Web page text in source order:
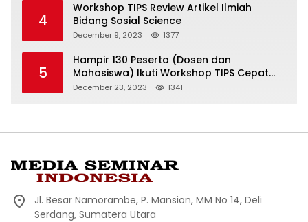
Demokratik Timor Leste
4
Workshop TIPS Review Artikel Ilmiah
Bidang Sosial Science
December 9, 2023 1377
5
Hampir 130 Peserta (Dosen dan
Mahasiswa) Ikuti Workshop TIPS Cepat
Menulis, 2 Hari Jadi Manuskrip (Artikel
December 23, 2023 1341
Jl. Besar Namorambe, P. Mansion, MM No 14, Deli
Serdang, Sumatera Utara